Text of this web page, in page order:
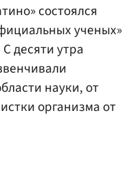
состоялся
ученых»
десяти утра
науки, от
организма от